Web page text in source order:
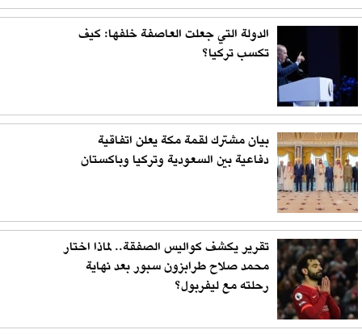
الدولة التي جعلت العاصفة خلفها: كيف
تكسب تركيا؟
بيان مشترك لقمة مكة يعلن اتفاقية
دفاعية بين السعودية وتركيا وباكستان
تقرير يكشف كواليس الصفقة.. لماذا اختار
محمد صلاح طرابزون سبور بعد نهاية
رحلته مع ليفربول؟